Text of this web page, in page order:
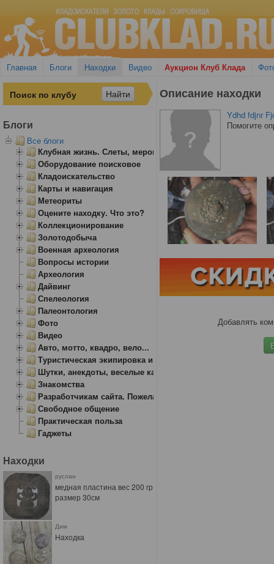
Главная Блоги Находки Видео Аукцион Клуб Клада
Описание находки
Ydhd fdjnr
Помогите
Добавлять
Блоги
Все блоги
Клубная жизнь. Слеты, мероприятия
Оборудование поисковое
Кладоискательство
Карты и навигация
Метеориты
Оцените находку. Что это?
Коллекционирование
Золотодобыча
Военная археология
Вопросы истории
Археология
Дайвинг
Спелеология
Палеонтология
Фото
Видео
Авто, мотто, квадро, вело...
Туристическая экипировка и снаряжение
Шутки, анекдоты, веселые картинки
Знакомства
Разработчикам сайта. Пожелания, замечания.
Свободное общение
Практическая польза
Гаджеты
Находки
руслан
медная пластина вес 200 гр
размер 30см
Дим
Находка